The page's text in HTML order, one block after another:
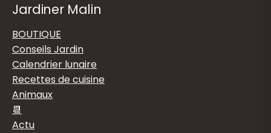
Jardiner Malin
BOUTIQUE
Conseils Jardin
Calendrier lunaire
Recettes de cuisine
Animaux
📆
Actu